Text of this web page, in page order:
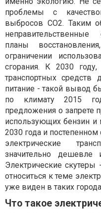
проблемы с
выбросов CO2. Таким
неправительственные
планы
ограничении
сгорания. К 2030
транспортных средств
питание - такой вывод
по климату 2015
предложения о запрете
использующих бензин и
2030 года и постепенном
электрические
значительно дешевле
Электрические скутеры
относиться к теме
уже виден в таких
Что такое